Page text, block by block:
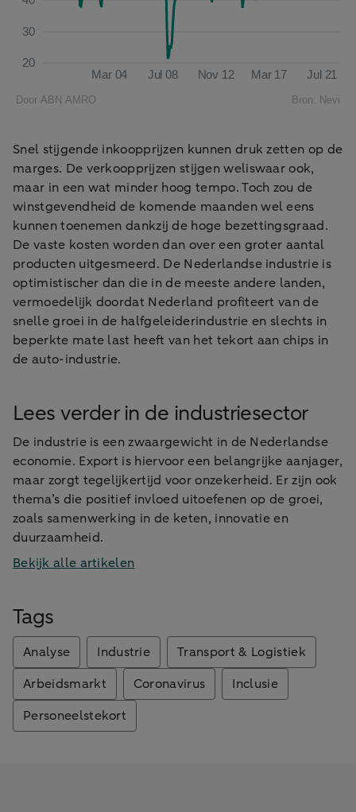
Snel stijgende inkoopprijzen kunnen druk zetten op de
marges. De verkoopprijzen stijgen weliswaar ook,
maar in een wat minder hoog tempo. Toch zou de
winstgevendheid de komende maanden wel eens
kunnen toenemen dankzij de hoge bezettingsgraad.
De vaste kosten worden dan over een groter aantal
producten uitgesmeerd. De Nederlandse industrie is
optimistischer dan die in de meeste andere landen,
vermoedelijk doordat Nederland profiteert van de
snelle groei in de halfgeleiderindustrie en slechts in
beperkte mate last heeft van het tekort aan chips in
de auto-industrie.
Lees verder in de industriesector
De industrie is een zwaargewicht in de Nederlandse
economie. Export is hiervoor een belangrijke aanjager,
maar zorgt tegelijkertijd voor onzekerheid. Er zijn ook
thema’s die positief invloed uitoefenen op de groei,
zoals samenwerking in de keten, innovatie en
duurzaamheid.
Bekijk alle artikelen
Tags
Analyse Industrie
Transport & Logistiek
Arbeidsmarkt
Coronavirus
Inclusie
Personeelstekort